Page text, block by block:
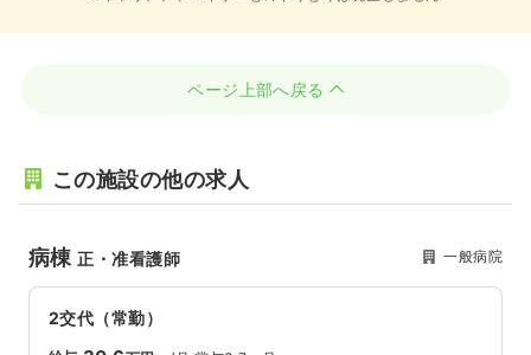
ページ上部へ戻る
この施設の他の求人
病棟正・准看護師 一般病院
2交代（常勤）